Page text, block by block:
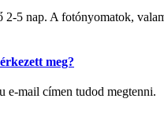
2-5 nap. A fotónyomatok,
meg?
e-mail címen tudod megtenni.